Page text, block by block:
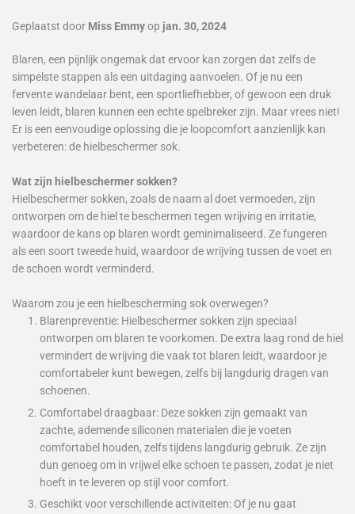
Geplaatst door Miss Emmyop jan. 30, 2024
Blaren, een pijnlijk ongemak dat ervoor kan zorgen dat zelfs de
simpelste stappen als een uitdaging aanvoelen. Of je nu een
fervente wandelaar bent, een sportliefhebber, of gewoon een druk
leven leidt, blaren kunnen een echte spelbreker zijn. Maar vrees niet!
Er is een eenvoudige oplossing die je loopcomfort aanzienlijk kan
verbeteren: de hielbeschermer sok.
Wat zijn hielbeschermer sokken?
Hielbeschermer sokken, zoals de naam al doet vermoeden, zijn
ontworpen om de hiel te beschermen tegen wrijving en irritatie,
waardoor de kans op blaren wordt geminimaliseerd. Ze fungeren
als een soort tweede huid, waardoor de wrijving tussen de voet en
de schoen wordt verminderd.
Waarom zou je een hielbescherming sok overwegen?
Blarenpreventie: Hielbeschermer sokken zijn speciaal
ontworpen om blaren te voorkomen. De extra laag rond de hiel
vermindert de wrijving die vaak tot blaren leidt, waardoor je
comfortabeler kunt bewegen, zelfs bij langdurig dragen van
schoenen.
Comfortabel draagbaar: Deze sokken zijn gemaakt van
zachte, ademende siliconen materialen die je voeten
comfortabel houden, zelfs tijdens langdurig gebruik. Ze zijn
dun genoeg om in vrijwel elke schoen te passen, zodat je niet
hoeft in te leveren op stijl voor comfort.
Geschikt voor verschillende activiteiten: Of je nu gaat